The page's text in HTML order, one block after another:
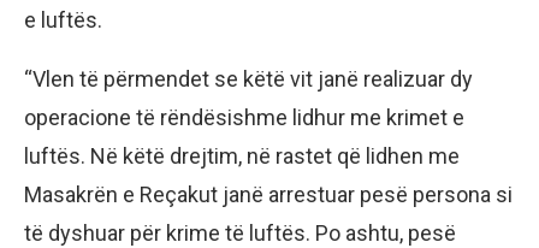
e luftës.
“Vlen të përmendet se këtë vit janë realizuar dy
operacione të rëndësishme lidhur me krimet e
luftës. Në këtë drejtim, në rastet që lidhen me
Masakrën e Reçakut janë arrestuar pesë persona si
të dyshuar për krime të luftës. Po ashtu, pesë